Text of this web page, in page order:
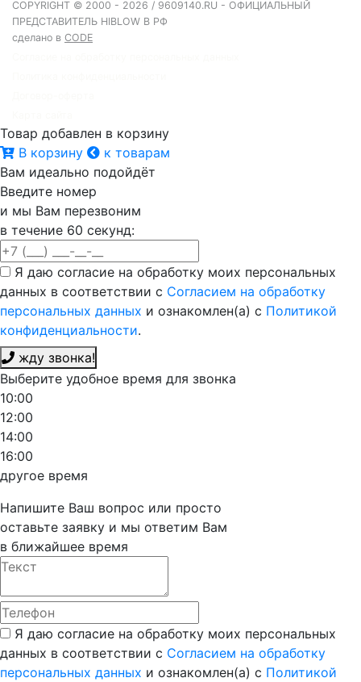
COPYRIGHT © 2000 - 2026 / 9609140.RU - ОФИЦИАЛЬНЫЙ
ПРЕДСТАВИТЕЛЬ HIBLOW В РФ
сделано в CODE
Товар добавлен в корзину
В корзину
к товарам
Вам идеально подойдёт
Введите номер
и мы Вам перезвоним
в течение 60 секунд:
Я даю согласие на обработку моих персональных
данных в соответствии с Согласием на обработку
персональных данных и ознакомлен(а) с Политикой
конфиденциальности.
жду звонка!
Выберите удобное время для звонка
10:00
12:00
14:00
16:00
другое время
Напишите Ваш вопрос или просто
оставьте заявку и мы ответим Вам
в ближайшее время
Я даю согласие на обработку моих персональных
данных в соответствии с Согласием на обработку
персональных данных и ознакомлен(а) с Политикой